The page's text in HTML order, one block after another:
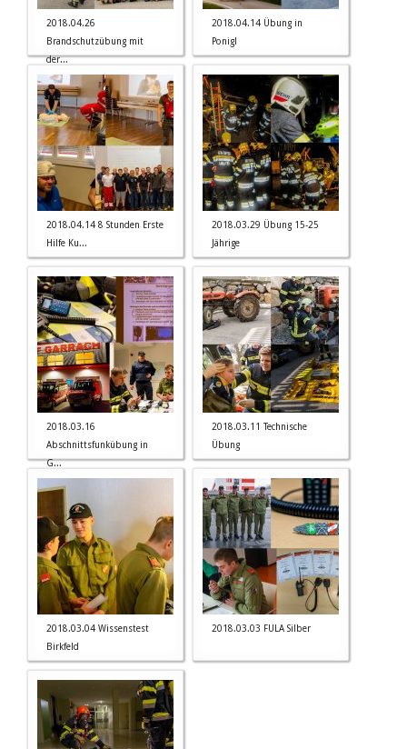
2018.04.26
Brandschutzübung mit
der...
2018.04.14 Übung in
Ponigl
2018.04.14 8 Stunden Erste
Hilfe Ku...
2018.03.29 Übung 15-25
Jährige
2018.03.16
Abschnittsfunkübung in
G...
2018.03.11 Technische
Übung
2018.03.04 Wissenstest
Birkfeld
2018.03.03 FULA Silber